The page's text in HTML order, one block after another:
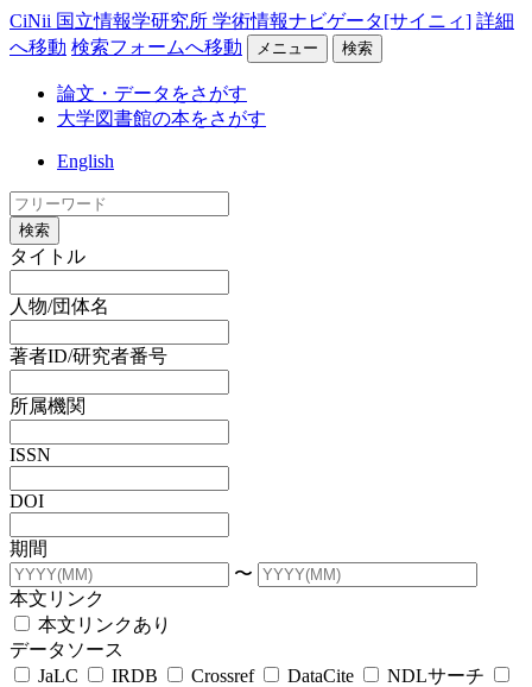
CiNii 国立情報学研究所 学術情報ナビゲータ[サイニィ] 詳細
へ移動 検索フォームへ移動 メニュー 検索
論文・データをさがす
大学図書館の本をさがす
English
検索
タイトル
人物/団体名
著者ID/研究者番号
所属機関
ISSN
DOI
期間
〜
本文リンク
本文リンクあり
データソース
JaLC
IRDB Crossref DataCite
NDLサーチ